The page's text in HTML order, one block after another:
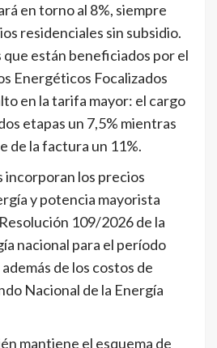
en torno al 8%, siempre
residenciales sin subsidio.
que están beneficiados por el
Energéticos Focalizados
en la tarifa mayor: el cargo
etapas un 7,5% mientras
de la factura un 11%.
incorporan los precios
y potencia mayorista
109/2026 de la
nacional para el período
de los costos de
Nacional de la Energía
mantiene el esquema de